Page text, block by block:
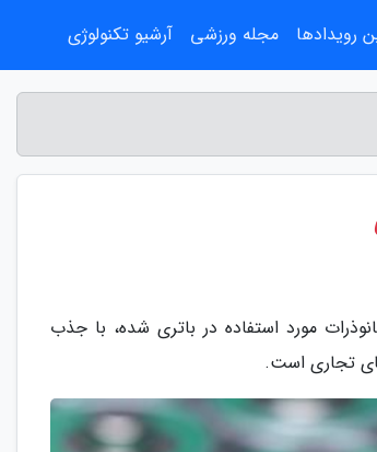
مورد استفاده در باتری شده، با جذب
تجاری است.
رویدادها مجله ورزشی آرشیو تکنولوژی